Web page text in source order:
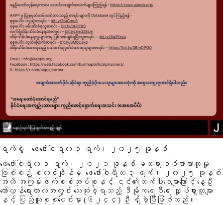
ရက်စွဲ – ဖေဖော်ဝါရီလ ၃ ရက်၊ ၂၀၂၅ ခုနှစ်
ဖေဖော်ဝါရီလ ၁ ရက်၊ ၂၀၂၁ ခုနှစ် မတရားစစ်အာဏာလုမှု
ဖြစ်စဉ် စတင်ချိန်မှ ဖေဖော်ဝါရီလ ၃ ရက်၊ ၂၀၂၅ ခုနှစ်
အထိ အကြမ်းဖက်စစ်အုပ်စုနှင့် ၎င်း၏လက်ပါးစေများကြောင့် နွေဦး
တော်လှန်ရေးကာလအတွင်း သေဆုံးခဲ့ရသည့် ဒီမိုကရေစီရေး လှုပ်ရှားသူများ
နှင့် ပြည်သူစုစုပေါင်းမှာ (၆၂၄၄) ဦး ရှိခဲ့ပြီဖြစ်သည်။